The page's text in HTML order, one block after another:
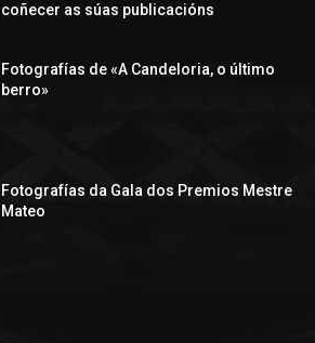
coñecer as súas publicacións
Fotografías de «A Candeloria, o último
berro»
Fotografías da Gala dos Premios Mestre
Mateo